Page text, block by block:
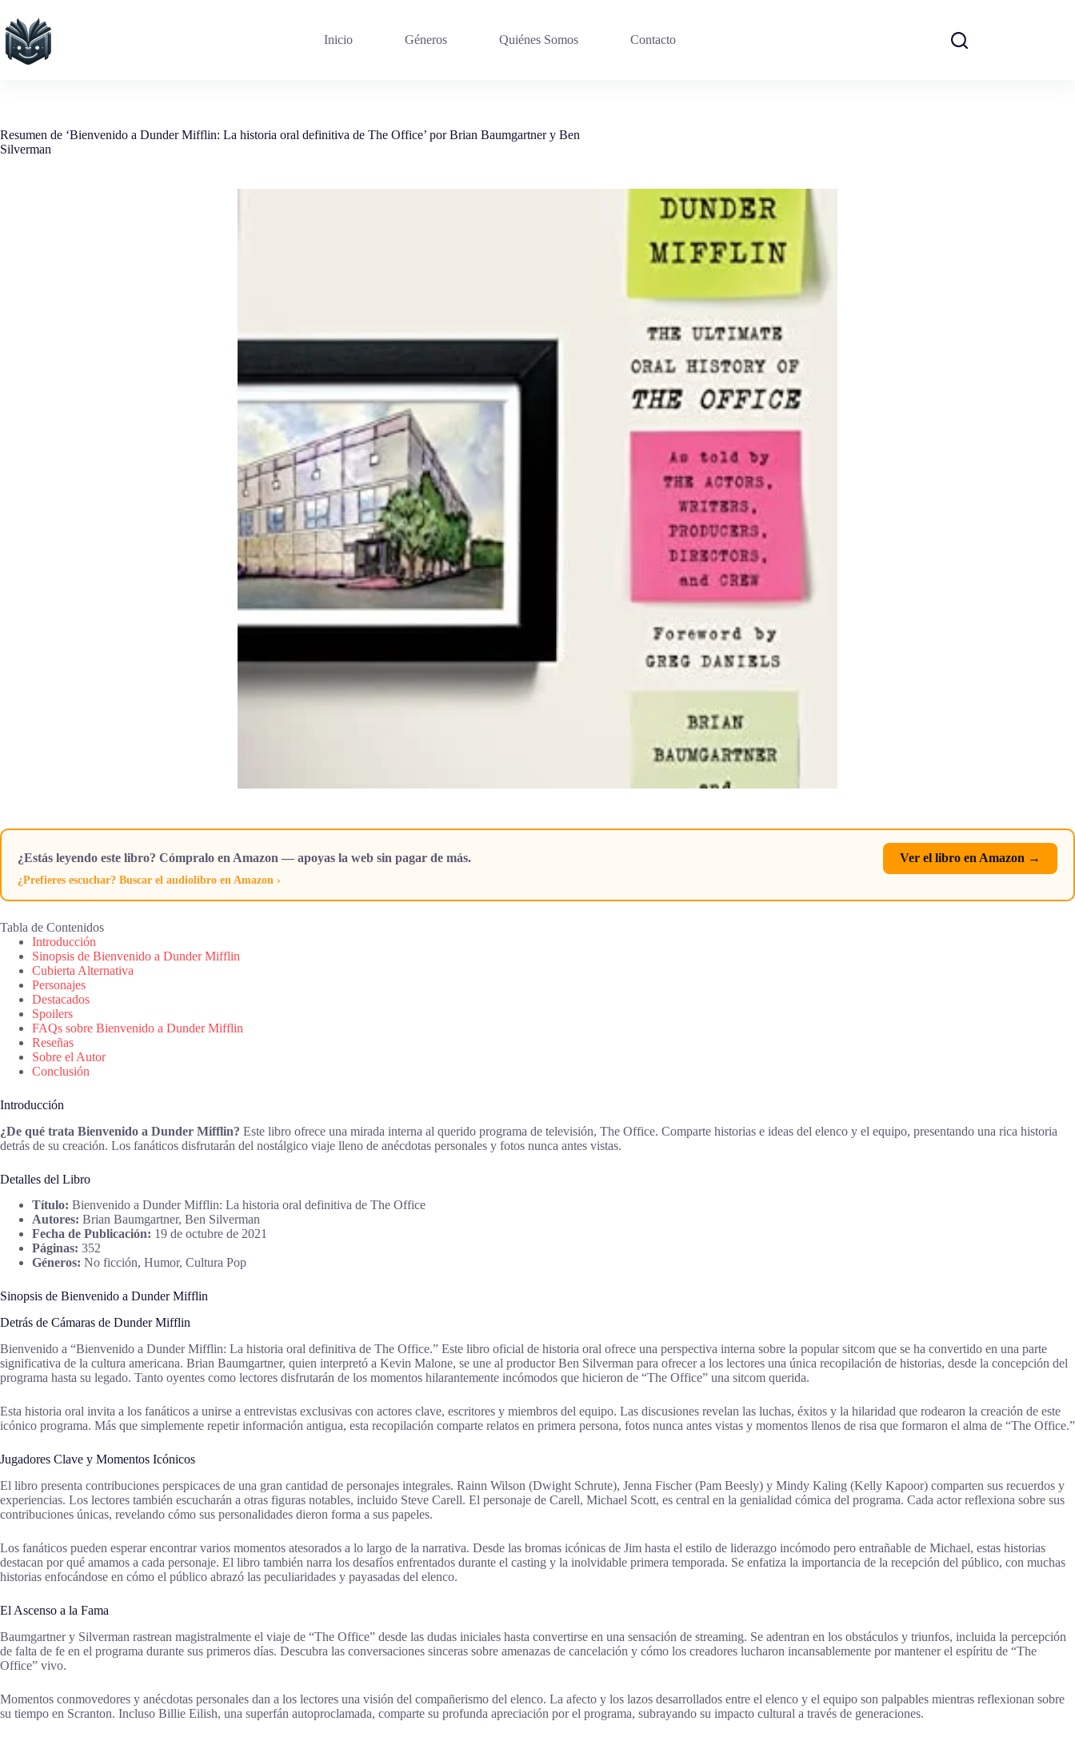
contenido
Inicio Géneros Quiénes Somos Contacto
Resumen de ‘Bienvenido a Dunder Mifflin: La historia oral definitiva de The Office’ por Brian Baumgartner y Ben
Silverman
¿Estás leyendo este libro? Cómpralo en Amazon — apoyas la web sin pagar de más. Ver el libro en Amazon →
¿Prefieres escuchar? Buscar el audiolibro en Amazon ›
Tabla de Contenidos
Introducción
Sinopsis de Bienvenido a Dunder Mifflin
Cubierta Alternativa
Personajes
Destacados
Spoilers
FAQs sobre Bienvenido a Dunder Mifflin
Reseñas
Sobre el Autor
Conclusión
Introducción
¿De qué trata Bienvenido a Dunder Mifflin? Este libro ofrece una mirada interna al querido programa de televisión, The Office. Comparte historias e ideas del elenco y el equipo, presentando una rica historia
detrás de su creación. Los fanáticos disfrutarán del nostálgico viaje lleno de anécdotas personales y fotos nunca antes vistas.
Detalles del Libro
Título: Bienvenido a Dunder Mifflin: La historia oral definitiva de The Office
Autores: Brian Baumgartner, Ben Silverman
Fecha de Publicación: 19 de octubre de 2021
Páginas: 352
Géneros: No ficción, Humor, Cultura Pop
Sinopsis de Bienvenido a Dunder Mifflin
Detrás de Cámaras de Dunder Mifflin
Bienvenido a “Bienvenido a Dunder Mifflin: La historia oral definitiva de The Office.” Este libro oficial de historia oral ofrece una perspectiva interna sobre la popular sitcom que se ha convertido en una parte
significativa de la cultura americana. Brian Baumgartner, quien interpretó a Kevin Malone, se une al productor Ben Silverman para ofrecer a los lectores una única recopilación de historias, desde la concepción del
programa hasta su legado. Tanto oyentes como lectores disfrutarán de los momentos hilarantemente incómodos que hicieron de “The Office” una sitcom querida.
Esta historia oral invita a los fanáticos a unirse a entrevistas exclusivas con actores clave, escritores y miembros del equipo. Las discusiones revelan las luchas, éxitos y la hilaridad que rodearon la creación de este
icónico programa. Más que simplemente repetir información antigua, esta recopilación comparte relatos en primera persona, fotos nunca antes vistas y momentos llenos de risa que formaron el alma de “The Office.”
Jugadores Clave y Momentos Icónicos
El libro presenta contribuciones perspicaces de una gran cantidad de personajes integrales. Rainn Wilson (Dwight Schrute), Jenna Fischer (Pam Beesly) y Mindy Kaling (Kelly Kapoor) comparten sus recuerdos y
experiencias. Los lectores también escucharán a otras figuras notables, incluido Steve Carell. El personaje de Carell, Michael Scott, es central en la genialidad cómica del programa. Cada actor reflexiona sobre sus
contribuciones únicas, revelando cómo sus personalidades dieron forma a sus papeles.
Los fanáticos pueden esperar encontrar varios momentos atesorados a lo largo de la narrativa. Desde las bromas icónicas de Jim hasta el estilo de liderazgo incómodo pero entrañable de Michael, estas historias
destacan por qué amamos a cada personaje. El libro también narra los desafíos enfrentados durante el casting y la inolvidable primera temporada. Se enfatiza la importancia de la recepción del público, con muchas
historias enfocándose en cómo el público abrazó las peculiaridades y payasadas del elenco.
El Ascenso a la Fama
Baumgartner y Silverman rastrean magistralmente el viaje de “The Office” desde las dudas iniciales hasta convertirse en una sensación de streaming. Se adentran en los obstáculos y triunfos, incluida la percepción
de falta de fe en el programa durante sus primeros días. Descubra las conversaciones sinceras sobre amenazas de cancelación y cómo los creadores lucharon incansablemente por mantener el espíritu de “The
Office” vivo.
Momentos conmovedores y anécdotas personales dan a los lectores una visión del compañerismo del elenco. La afecto y los lazos desarrollados entre el elenco y el equipo son palpables mientras reflexionan sobre
su tiempo en Scranton. Incluso Billie Eilish, una superfán autoproclamada, comparte su profunda apreciación por el programa, subrayando su impacto cultural a través de generaciones.